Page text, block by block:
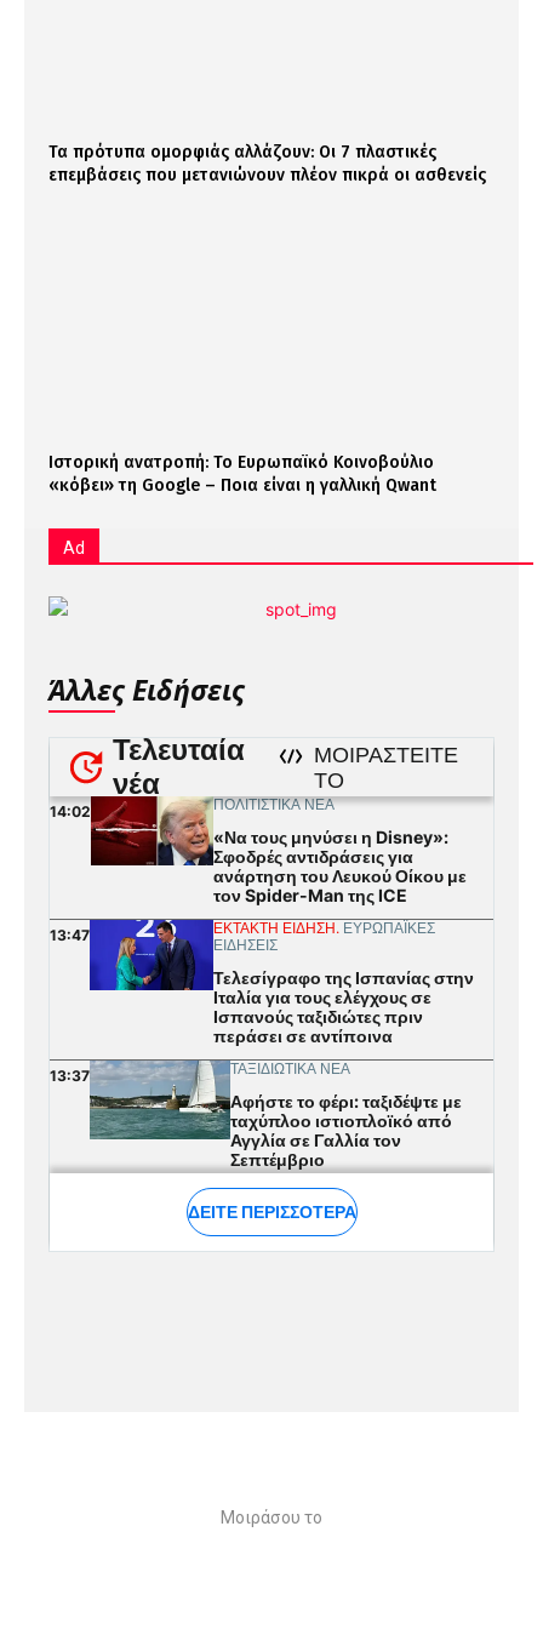
Τα πρότυπα ομορφιάς αλλάζουν: Οι 7 πλαστικές
επεμβάσεις που μετανιώνουν πλέον πικρά οι ασθενείς
Ιστορική ανατροπή: Το Ευρωπαϊκό Κοινοβούλιο
«κόβει» τη Google – Ποια είναι η γαλλική Qwant
Ad
Άλλες Ειδήσεις
Μοιράσου το